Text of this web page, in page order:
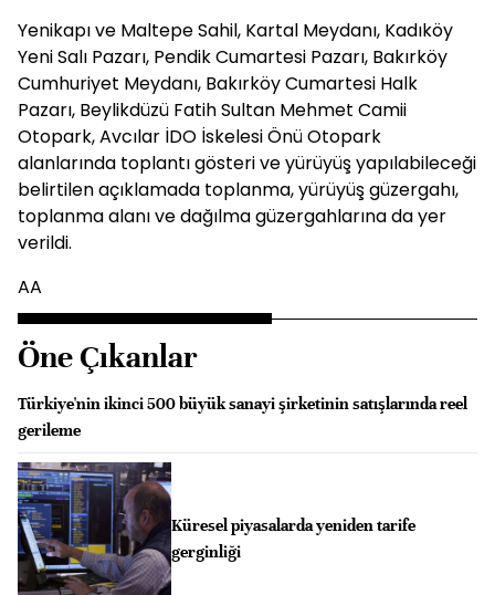
Yenikapı ve Maltepe Sahil, Kartal Meydanı, Kadıköy
Yeni Salı Pazarı, Pendik Cumartesi Pazarı, Bakırköy
Cumhuriyet Meydanı, Bakırköy Cumartesi Halk
Pazarı, Beylikdüzü Fatih Sultan Mehmet Camii
Otopark, Avcılar İDO İskelesi Önü Otopark
alanlarında toplantı gösteri ve yürüyüş yapılabileceği
belirtilen açıklamada toplanma, yürüyüş güzergahı,
toplanma alanı ve dağılma güzergahlarına da yer
verildi.
AA
Öne Çıkanlar
Türkiye'nin ikinci 500 büyük sanayi şirketinin satışlarında reel
gerileme
Küresel piyasalarda yeniden tarife
gerginliği